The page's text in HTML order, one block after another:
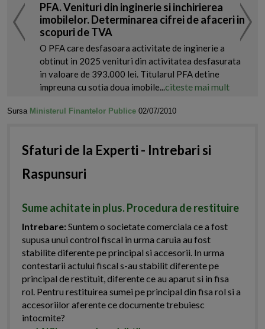
PFA. Venituri din inginerie si inchirierea
imobilelor. Determinarea cifrei de afaceri in
scopuri de TVA
O PFA care desfasoara activitate de inginerie a
obtinut in 2025 venituri din activitatea desfasurata
in valoare de 393.000 lei. Titularul PFA detine
impreuna cu sotia doua imobile...citeste mai mult
Sursa Ministerul Finantelor Publice 02/07/2010
Sfaturi de la Experti - Intrebari si
Raspunsuri
Sume achitate in plus. Procedura de restituire
Intrebare:Suntem o societate comerciala ce a fost
supusa unui control fiscal in urma caruia au fost
stabilite diferente pe principal si accesorii. In urma
contestarii actului fiscal s-au stabilit diferente pe
principal de restituit, diferente ce au aparut si in fisa
rol. Pentru restituirea sumei pe principal din fisa rol si a
accesoriilor aferente ce documente trebuiesc
intocmite?